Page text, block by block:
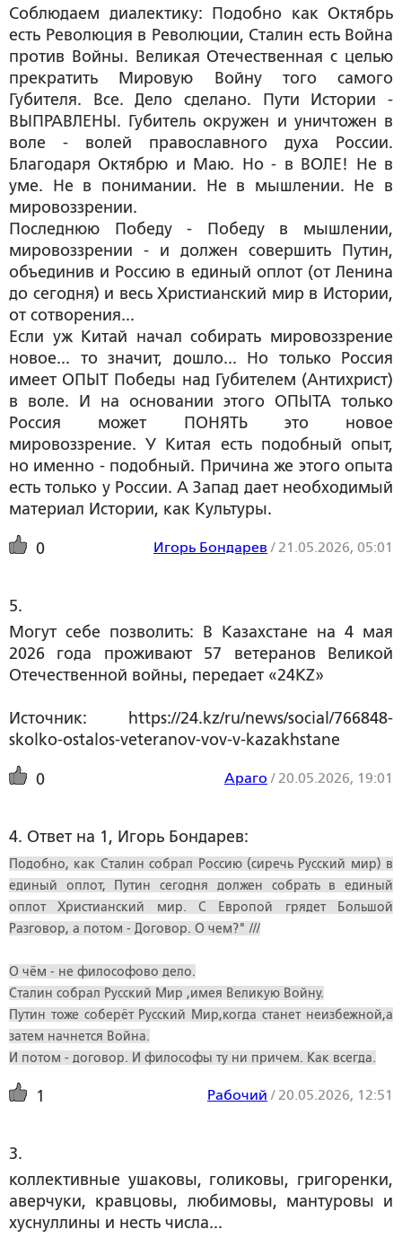
Соблюдаем диалектику: Подобно как Октябрь
есть Революция в Революции, Сталин есть Война
против Войны. Великая Отечественная с целью
прекратить Мировую Войну того самого
Губителя. Все. Дело сделано. Пути Истории -
ВЫПРАВЛЕНЫ. Губитель окружен и уничтожен в
воле - волей православного духа России.
Благодаря Октябрю и Маю. Но - в ВОЛЕ! Не в
уме. Не в понимании. Не в мышлении. Не в
мировоззрении.
Последнюю Победу - Победу в мышлении,
мировоззрении - и должен совершить Путин,
объединив и Россию в единый оплот (от Ленина
до сегодня) и весь Христианский мир в Истории,
от сотворения...
Если уж Китай начал собирать мировоззрение
новое... то значит, дошло... Но только Россия
имеет ОПЫТ Победы над Губителем (Антихрист)
в воле. И на основании этого ОПЫТА только
Россия может ПОНЯТЬ это новое
мировоззрение. У Китая есть подобный опыт,
но именно - подобный. Причина же этого опыта
есть только у России. А Запад дает необходимый
материал Истории, как Культуры.
0 Игорь Бондарев / 21.05.2026, 05:01
5.
Могут себе позволить: В Казахстане на 4 мая
2026 года проживают 57 ветеранов Великой
Отечественной войны, передает «24KZ»
Источник: https://24.kz/ru/news/social/766848-
skolko-ostalos-veteranov-vov-v-kazakhstane
0 Араго / 20.05.2026, 19:01
4. Ответ на 1, Игорь Бондарев:
Подобно, как Сталин собрал Россию (сиречь Русский мир) в
единый оплот, Путин сегодня должен собрать в единый
оплот Христианский мир. С Европой грядет Большой
Разговор, а потом - Договор. О чем?" ///
О чём - не философово дело.
Сталин собрал Русский Мир ,имея Великую Войну.
Путин тоже соберёт Русский Мир,когда станет неизбежной,а
затем начнется Война.
И потом - договор. И философы ту ни причем. Как всегда.
1 Рабочий / 20.05.2026, 12:51
3.
коллективные ушаковы, голиковы, григоренки,
аверчуки, кравцовы, любимовы, мантуровы и
хуснуллины и несть числа...